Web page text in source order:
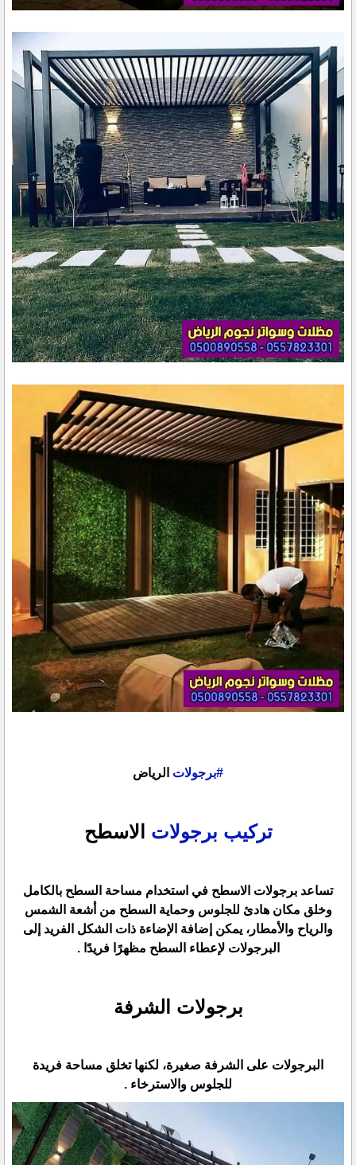
#برجولات الرياض
تركيب برجولات الاسطح
تساعد برجولات الاسطح في استخدام مساحة السطح بالكامل
وخلق مكان هادئ للجلوس وحماية السطح من أشعة الشمس
والرياح والأمطار، يمكن إضافة الإضاءة ذات الشكل الفريد إلى
البرجولات لإعطاء السطح مظهرًا فريدًا .
برجولات الشرفة
البرجولات على الشرفة صغيرة، لكنها تخلق مساحة فريدة
للجلوس والاسترخاء .